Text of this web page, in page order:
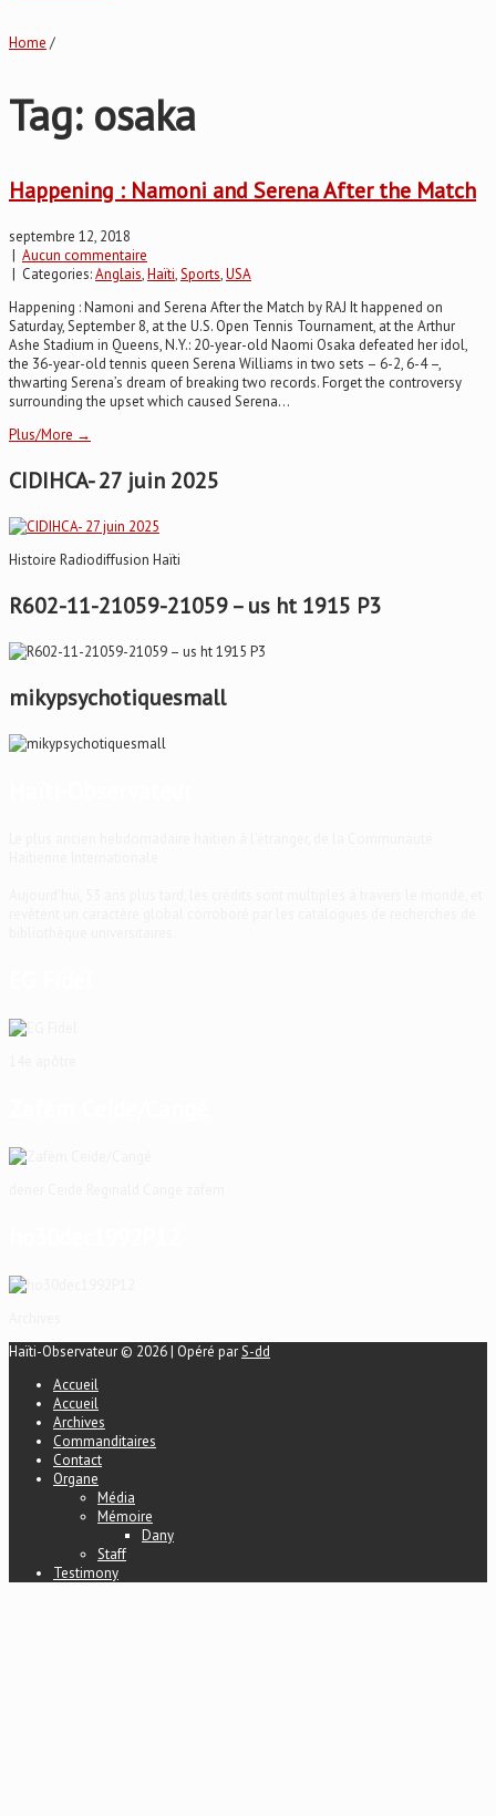
Home /
Tag: osaka
Happening : Namoni and Serena After the Match
septembre 12, 2018
| Aucun commentaire
| Categories:Anglais,Haïti,Sports,USA
Happening : Namoni and Serena After the Match by RAJ It happened on
Saturday, September 8, at the U.S. Open Tennis Tournament, at the Arthur
Ashe Stadium in Queens, N.Y.: 20-year-old Naomi Osaka defeated her idol,
the 36-year-old tennis queen Serena Williams in two sets – 6-2, 6-4 –,
thwarting Serena’s dream of breaking two records. Forget the controversy
surrounding the upset which caused Serena...
Plus/More →
CIDIHCA- 27 juin 2025
Histoire Radiodiffusion Haïti
R602-11-21059-21059 – us ht 1915 P3
mikypsychotiquesmall
Haïti-Observateur © 2026 | Opéré parS-dd
Accueil
Accueil
Archives
Commanditaires
Contact
Organe
Média
Mémoire
Dany
Staff
Testimony